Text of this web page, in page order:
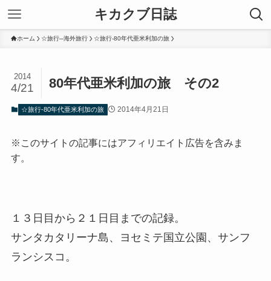
キカクブ日誌
ホーム ☆旅行─海外旅行 ☆旅行-80年代亜米利加の旅
80年代亜米利加の旅 その2
2014
4/21
☆旅行-80年代亜米利加の旅 2014年4月21日
※このサイトの記事にはアフィリエイト広告を含みま
す。
１３日目から２１日目までの記録。
サンタカタリーナ島、ヨセミテ国立公園、サンフ
ランシスコ。